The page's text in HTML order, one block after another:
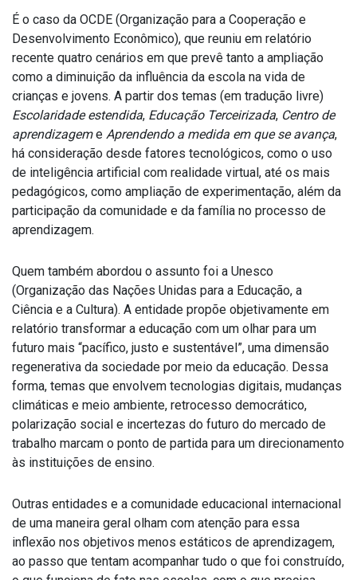
É o caso da OCDE (Organização para a Cooperação e
Desenvolvimento Econômico), que reuniu em relatório
recente quatro cenários em que prevê tanto a ampliação
como a diminuição da influência da escola na vida de
crianças e jovens. A partir dos temas (em tradução livre)
Escolaridade estendida, Educação Terceirizada, Centro de
aprendizageme Aprendendo a medida em que se avança,
há consideração desde fatores tecnológicos, como o uso
de inteligência artificial com realidade virtual, até os mais
pedagógicos, como ampliação de experimentação, além da
participação da comunidade e da família no processo de
aprendizagem.
Quem também abordou o assunto foi a Unesco
(Organização das Nações Unidas para a Educação, a
Ciência e a Cultura). A entidade propõe objetivamente em
relatório transformar a educação com um olhar para um
futuro mais “pacífico, justo e sustentável”, uma dimensão
regenerativa da sociedade por meio da educação. Dessa
forma, temas que envolvem tecnologias digitais, mudanças
climáticas e meio ambiente, retrocesso democrático,
polarização social e incertezas do futuro do mercado de
trabalho marcam o ponto de partida para um direcionamento
às instituições de ensino.
Outras entidades e a comunidade educacional internacional
de uma maneira geral olham com atenção para essa
inflexão nos objetivos menos estáticos de aprendizagem,
ao passo que tentam acompanhar tudo o que foi construído,